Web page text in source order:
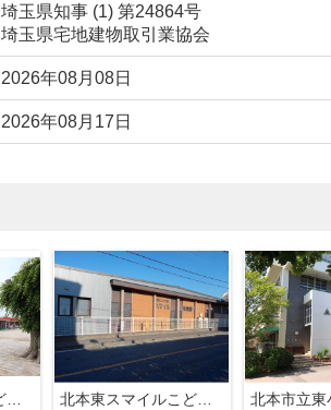
埼玉県知事 (1) 第24864号
埼玉県宅地建物取引業協会
2026年08月08日
2026年08月17日
北本東スマイルこども園
北本東スマイルこども園
北本市立東